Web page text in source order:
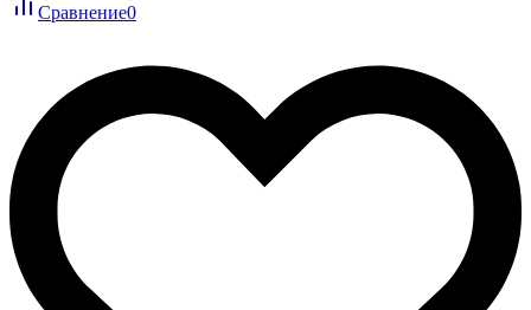
Сравнение0